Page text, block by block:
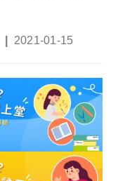
Post
2021-01-15